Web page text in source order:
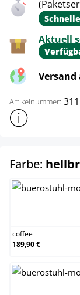
Aktuell
Artikelnummer:
Weitere
Farbe:
coffee
189,90 €